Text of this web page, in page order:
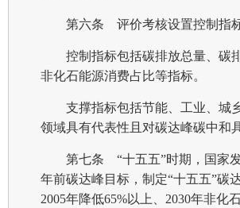
第六条 评价考核设置控制指
控制指标包括碳排放总量、碳
非化石能源消费占比等指标。
支撑指标包括节能、工业、城
领域具有代表性且对碳达峰碳中和
第七条 “十五五”时期，国家
年前碳达峰目标，制定“十五五”碳
2005年降低65%以上、2030年非化